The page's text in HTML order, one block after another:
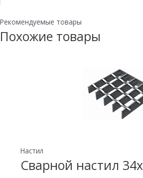
Рекомендуемые товары
Похожие товары
Настил
Сварной настил